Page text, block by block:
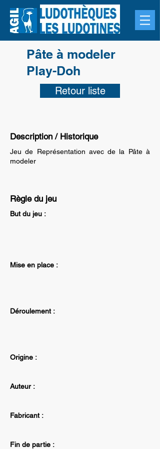
Pâte à modeler
Play-Doh
Retour liste
Description / Historique
Jeu de Représentation avec de la Pâte à
modeler
Règle du jeu
But du jeu :
Mise en place :
Déroulement :
Origine :
Auteur :
Fabricant :
Fin de partie :